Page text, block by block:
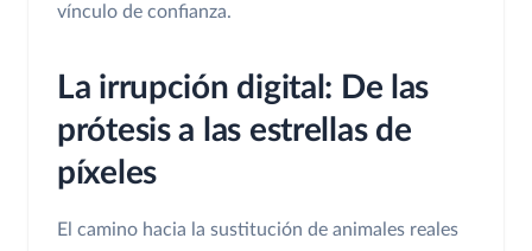
vínculo de confianza.
La irrupción digital: De las
prótesis a las estrellas de
píxeles
El camino hacia la sustitución de animales reales